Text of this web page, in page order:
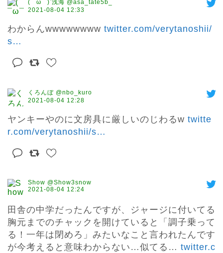
( ¯ω¯ )ᐝ浅海 @asa_tate5b_
2021-08-04 12:33
わからんwwwwwwww twitter.com/verytanoshii/
s…
くろんぼ @nbo_kuro
2021-08-04 12:28
ヤンキーやのに文房具に厳しいのじわるw twitte
r.com/verytanoshii/s…
Show @Show3snow
2021-08-04 12:24
田舎の中学だったんですが、ジャージに付いてる
胸元までのチャックを開けていると「調子乗って
る！一年は閉めろ」みたいなこと言われたんです
が今考えると意味わからない…似てる… twitter.c